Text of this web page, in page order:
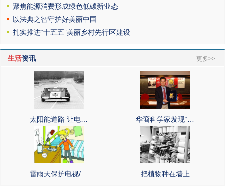
聚焦能源消费形成绿色低碳新业态
以法典之智守护好美丽中国
扎实推进“十五五”美丽乡村先行区建设
生活资讯 更多>>
太阳能道路 让电… 华裔科学家发现“…
雷雨天保护电视/… 把植物种在墙上